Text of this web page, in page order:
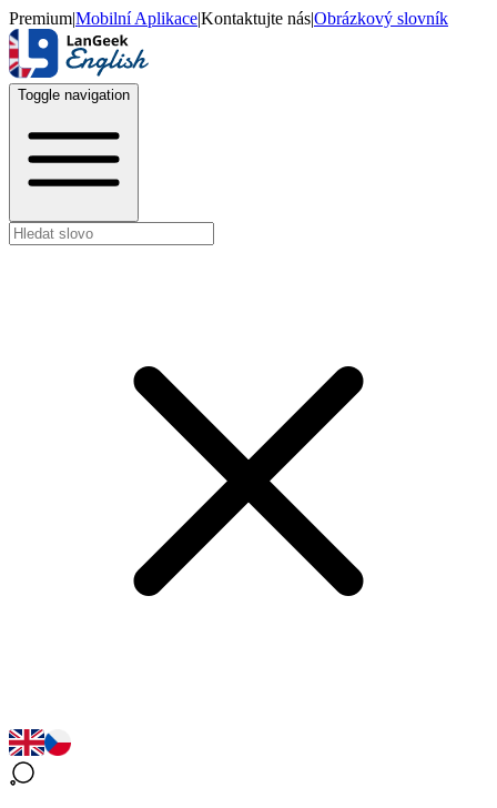
Premium|Mobilní Aplikace|Kontaktujte nás|Obrázkový slovník
Toggle navigation